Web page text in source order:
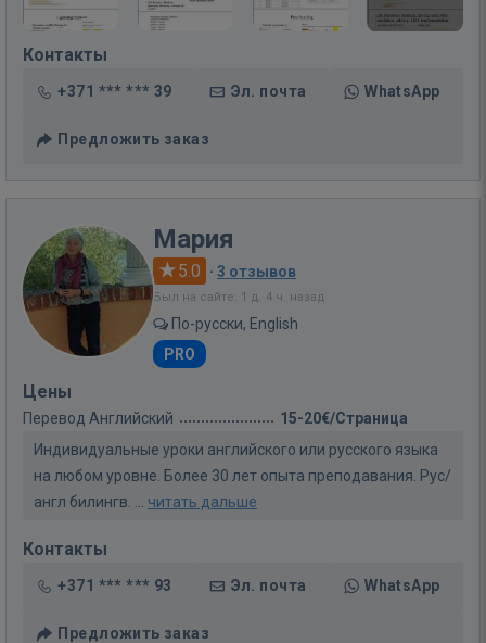
Контакты
+371 *** *** 39 Эл. почта WhatsApp
Предложить заказ
Мария
5.0 · 3 отзывов
Был на сайте: 1 д. 4 ч. назад
По-русски, English
PRO
Цены
Перевод Английский
15-20€/Страница
Индивидуальные уроки английского или русского языка
на любом уровне. Более 30 лет опыта преподавания. Рус/
англ билингв. ... читать дальше
Контакты
+371 *** *** 93 Эл. почта WhatsApp
Предложить заказ